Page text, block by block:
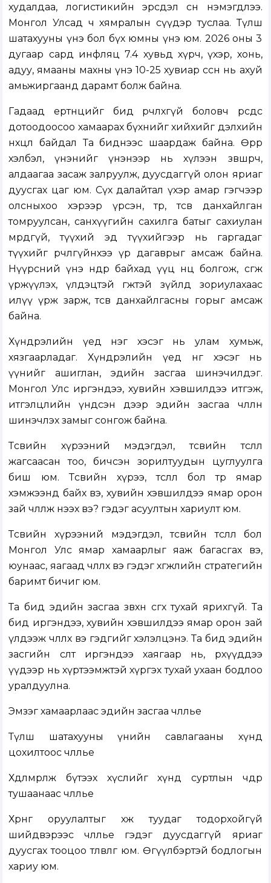
худалдаа, логистикийн эрсдэл өсөн нэмэгдлээ.
Монгол Улсад ч хямралын сүүдэр туслаа. Түлш
шатахууны үнэ бол бүх юмны үнэ юм. 2026 оны 3
дугаар сард инфляц 7.4 хувьд хүрч, үхэр, хонь,
адуу, ямааны махны үнэ 10-25 хувиар өссөн нь ахуй
амьжиргаанд дарамт болж байна.
Гадаад ертөнцийг бид өөрчлөхгүй боловч өөрсдөөсөө
дотоодоосоо хамаарах бүхнийг хийхийг дэлхийн
нөхцөл байдал Та биднээс шаардаж байна. Өөрөөр
хэлбэл, үнэнийг үнэнээр нь хүлээн зөвшөөрч,
алдаагаа засаж залруулж, дуусдаггүй олон яриаг
дуусгах цаг юм. Сүх далайтал үхэр амар гэгчээр
олсныхоо хэрээр үрсэн, төр, төсвөө данхайлган
томруулсан, санхүүгийн сахилга батыг сахиулан
мөрдөөгүй, түүхий эд түүхийгээр нь гаргадаг
түүхийг өөрчлөөгүйнхээ үр дагаврыг амсаж байна.
Нүүрсний үнэ өндөр байхад үүц нөөц болгож, өсгөж
үржүүлэх, үлдэцтэй өгөөжтэй зүйлд зориулахаас
илүү үрж зарж, төсвөө данхайлгасны горыг амсаж
байна.
Хүндрэлийн үед нэг хэсэг нь улам хумьж,
хязгаарладаг. Хүндрэлийн үед нөгөө хэсэг нь
үүнийг ашиглан, эдийн засгаа шинэчилдэг.
Монгол Улс иргэндээ, хувийн хэвшилдээ итгэж,
итгэлцлийн үндсэн дээр эдийн засгаа чөлөөлөн
шинэчлэх замыг сонгож байна.
Төсвийн хүрээний мэдэгдэл, төсвийн төсөөлөл
жагсаасан тоо, бичсэн зорилтуудын цуглуулга
биш юм. Төсвийн хүрээ, төсөөлөл бол төр ямар
хэмжээнд байх вэ, хувийн хэвшилдээ ямар орон
зай чөлөөлж нээх вэ? гэдэг асуултын хариулт юм.
Төсвийн хүрээний мэдэгдэл, төсвийн төсөөлөл бол
Монгол Улс ямар хамаарлыг яаж багасгах вэ,
юунаас, яагаад чөлөөлөх вэ гэдэг хөгжлийн стратегийн
баримт бичиг юм.
Та бид эдийн засгаа зөвхөн өсгөх тухай ярихгүй. Та
бид иргэндээ, хувийн хэвшилдээ ямар орон зай
үлдээж чөлөөлөх вэ гэдгийг хэлэлцэнэ. Та бид эдийн
засгийн өсөлтөө иргэндээ хаягаар нь, өрхүүддээ
үүдээр нь хүртээмжтэй хүргэх тухай ухаан бодлоо
уралдуулна.
Эмзэг хамаарлаас эдийн засгаа чөлөөлье
Түлш шатахууны үнийн савлагааны хүнд
цохилтоос чөлөөлье
Хөдөлмөрлөж бүтээх хүслийг хүнд суртлын чөдөр
тушаанаас чөлөөлье
Хөрөнгө оруулалтыг хөөж туудаг тодорхойгүй
шийдвэрээс чөлөөлье гэдэг дуусдаггүй яриаг
дуусгах тооцоо төлөвлөгөө юм. Өгүүлбэртэй бодлогын
хариу юм.